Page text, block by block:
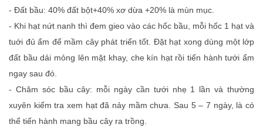
- Đất bầu: 40% đất bột+40% xơ dừa +20% là mùn mục.
- Khi hạt nứt nanh thì đem gieo vào các hốc bầu, mỗi hốc 1 hạt và
tuới đủ ẩm để mầm cây phát triển tốt. Đặt hạt xong dùng một lớp
đất bầu dải mỏng lên mặt khay, che kín hạt rồi tiến hành tưới ẩm
ngay sau đó.
- Chăm sóc bầu cây: mỗi ngày cần tưới nhẹ 1 lần và thường
xuyên kiểm tra xem hạt đã nảy mầm chưa. Sau 5 – 7 ngày, là có
thể tiến hành mang bầu cây ra trồng.